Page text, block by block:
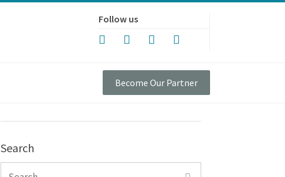
Follow us
Become Our Partner
Search
Search for: